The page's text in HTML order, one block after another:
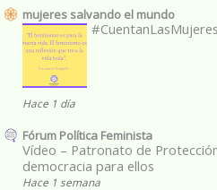
mujeres salvando el mundo
Hace 1 día
Fórum Política Feminista
Vídeo – Patronato de
democracia para ellos
Hace 1 semana